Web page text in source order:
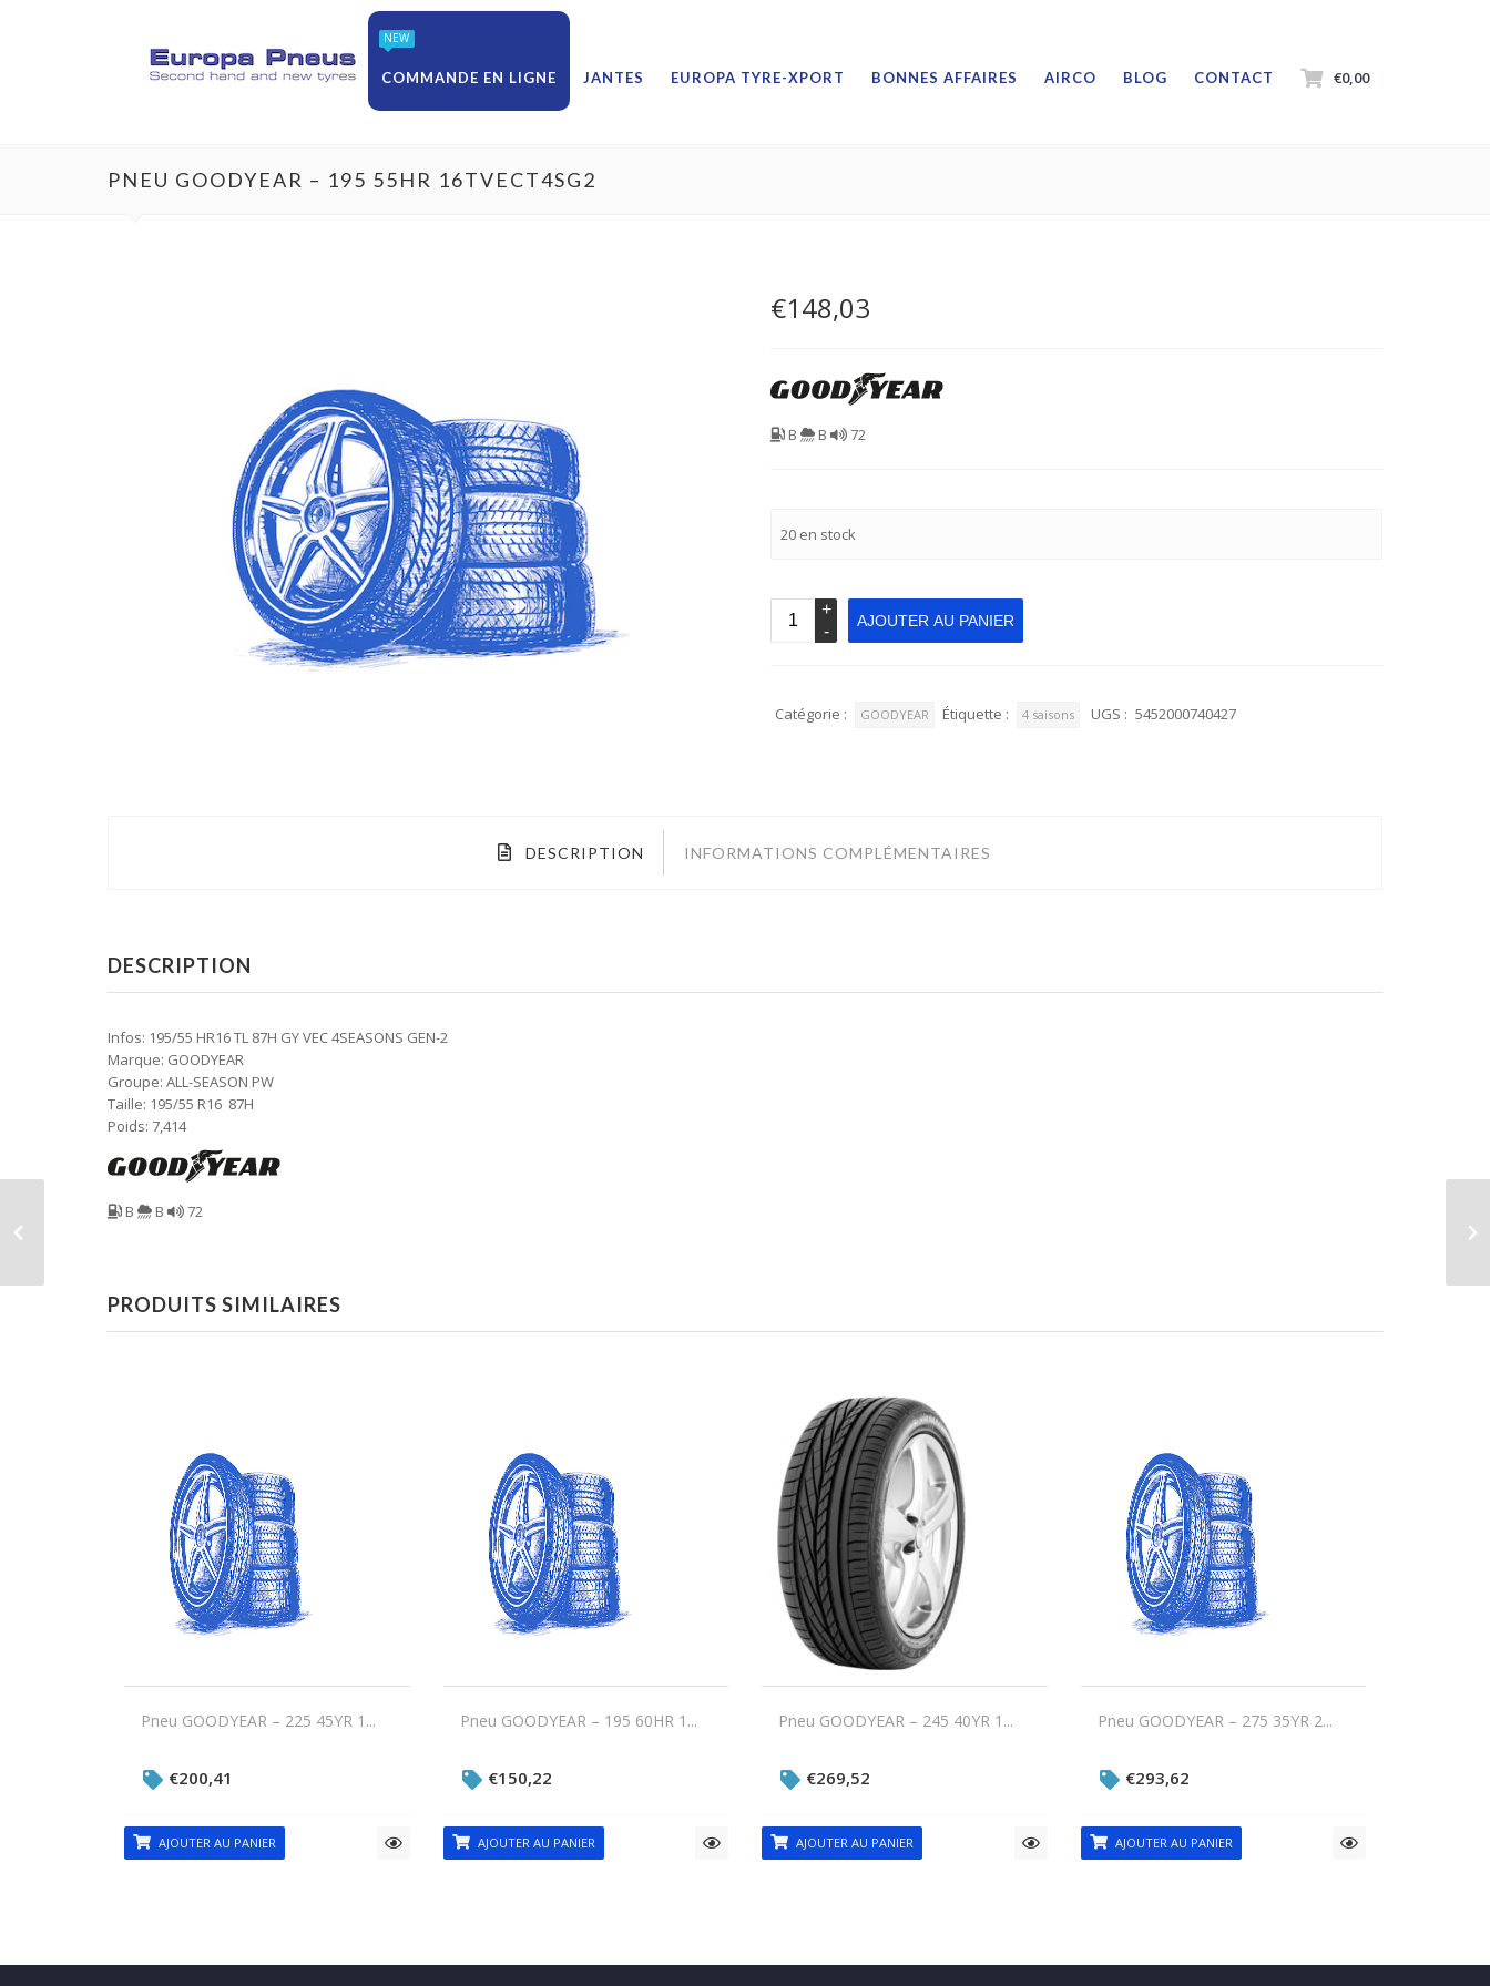
€0,00
NEW
COMMANDE EN LIGNE JANTES EUROPA TYRE-XPORT BONNES AFFAIRES AIRCO BLOG CONTACT
PNEU GOODYEAR – 195 55HR 16TVECT4SG2
€148,03
B B 72
20 en stock
AJOUTER AU PANIER
Catégorie : GOODYEAR Étiquette : 4 saisons UGS : 5452000740427
DESCRIPTION INFORMATIONS COMPLÉMENTAIRES
DESCRIPTION
Infos: 195/55 HR16 TL 87H GY VEC 4SEASONS GEN-2
Marque: GOODYEAR
Groupe: ALL-SEASON PW
Taille: 195/55 R16 87H
Poids: 7,414
B B 72
PRODUITS SIMILAIRES
Pneu GOODYEAR – 225 45YR 1...
€200,41
AJOUTER AU PANIER
Pneu GOODYEAR – 195 60HR 1...
€150,22
AJOUTER AU PANIER
Pneu GOODYEAR – 245 40YR 1...
€269,52
AJOUTER AU PANIER
Pneu GOODYEAR – 275 35YR 2...
€293,62
AJOUTER AU PANIER